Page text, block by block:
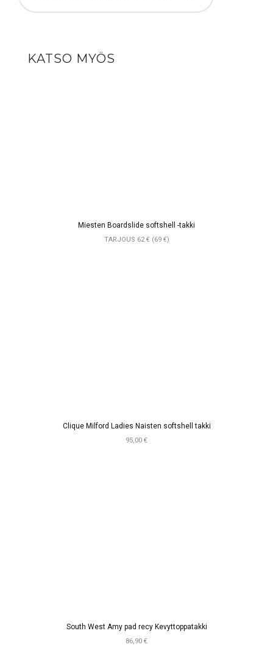
KATSO MYÖS
Miesten Boardslide softshell -takki
TARJOUS 62 € (69 €)
Clique Milford Ladies Naisten softshell takki
95,00 €
South West Amy pad recy Kevyttoppatakki
86,90 €